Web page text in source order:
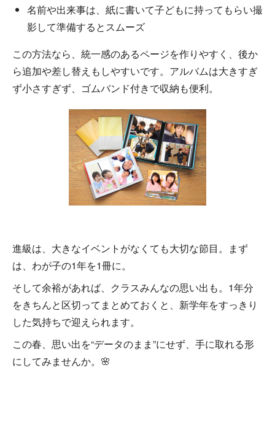
名前や出来事は、紙に書いて子どもに持ってもらい撮
影して準備するとスムーズ
この方法なら、統一感のあるページを作りやすく、後か
ら追加や差し替えもしやすいです。アルバムは大きすぎ
ず小さすぎず、ゴムバンド付きで収納も便利。
進級は、大きなイベントがなくても大切な節目。まず
は、わが子の1年を1冊に。
そして余裕があれば、クラスみんなの思い出も。1年分
をきちんと区切ってまとめておくと、新学年をすっきり
した気持ちで迎えられます。
この春、思い出を“データのまま”にせず、手に取れる形
にしてみませんか。🌸